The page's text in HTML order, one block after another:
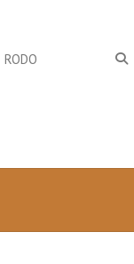
RODO